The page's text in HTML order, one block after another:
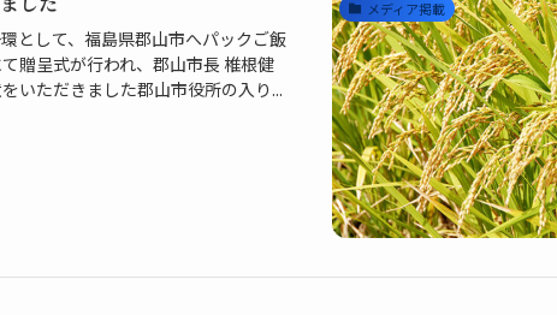
メディア掲載
として、福島県郡山市へパックご飯
贈呈式が行われ、郡山市長 椎根健
いただきました郡山市役所の入り...